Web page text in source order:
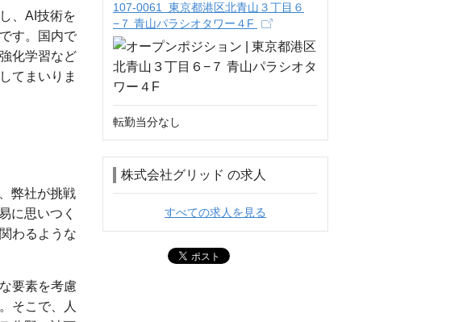
、AI技術を
す。国内で
化学習など
てまいりま
弊社が挑戦
に思いつく
わるような
要素を考慮
そこで、人
107-0061 東京都港区北青山３丁目６
−７ 青山パラシオタワー４F
転勤当分なし
株式会社グリッド の求人
すべての求人を見る